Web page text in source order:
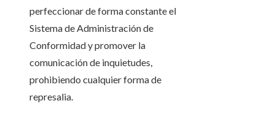
perfeccionar de forma constante el
Sistema de Administración de
Conformidad y promover la
comunicación de inquietudes,
prohibiendo cualquier forma de
represalia.